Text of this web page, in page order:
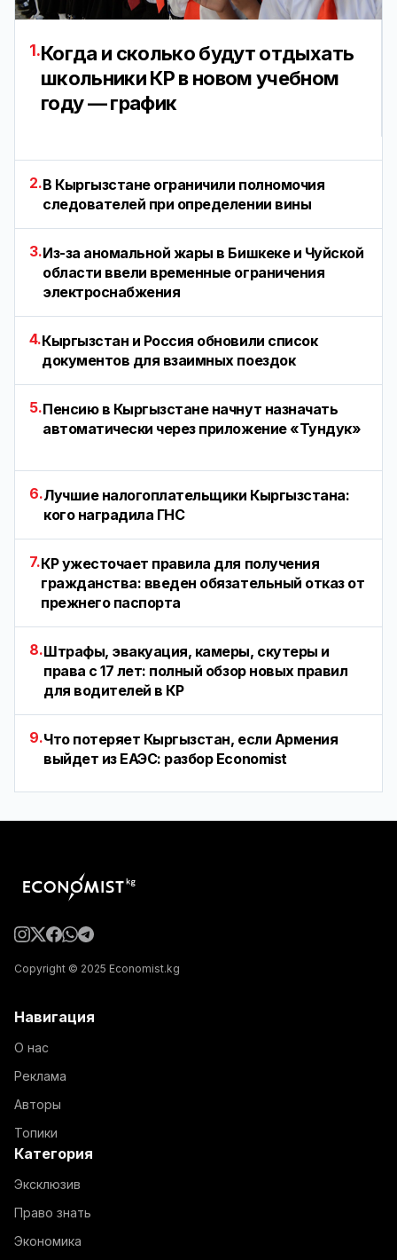
1.Когда и сколько будут отдыхать
школьники КР в новом учебном
году — график
2.В Кыргызстане ограничили полномочия
следователей при определении вины
3.Из-за аномальной жары в Бишкеке и Чуйской
области ввели временные ограничения
электроснабжения
4.Кыргызстан и Россия обновили список
документов для взаимных поездок
5.Пенсию в Кыргызстане начнут назначать
автоматически через приложение «Тундук»
6.Лучшие налогоплательщики Кыргызстана:
кого наградила ГНС
7.КР ужесточает правила для получения
гражданства: введен обязательный отказ от
прежнего паспорта
8.Штрафы, эвакуация, камеры, скутеры и
права с 17 лет: полный обзор новых правил
для водителей в КР
9.Что потеряет Кыргызстан, если Армения
выйдет из ЕАЭС: разбор Economist
Copyright © 2025 Economist.kg
Навигация
О нас
Реклама
Авторы
Топики
Категория
Эксклюзив
Право знать
Экономика